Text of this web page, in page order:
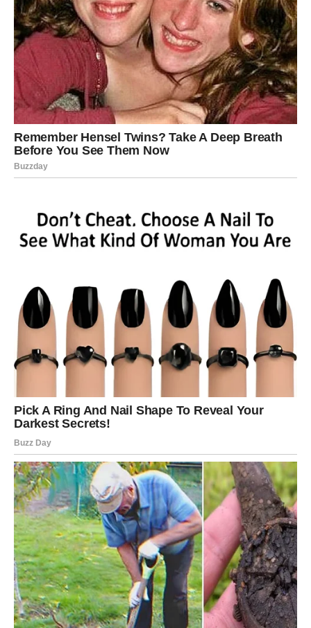
Sudbina Ovna ovde ne ostavlja prostor za stagnaciju. Sve
što je bilo nesigurno moraće da dobije svoj konačan
oblik.
Finansijska kretanja koja prate promene
Promene u poslu reflektuju se i na finansije. Mogući su
iznenadni prilivi, ali i troškovi koji dolaze bez najave. Sve
deluje kao talas – čas stabilno, čas nepredvidivo – ali vodi
ka novoj ravnoteži koja će se uspostaviti tek nakon što se
UNUTRAŠNJE PROMENE –
SUOČAVANJE SA SOPSTVENOM
ISTINOM
Nemir koji donosi jasnoću
Ovan neće moći da ignoriše unutrašnje promene koje se
dešavaju. Osećaj nemira, preispitivanja i potrebe za
istinom biće izraženiji nego inače. Ovo nije slabost – ovo
je znak da se nešto duboko menja.
Snaga koja dolazi kroz suočavanje